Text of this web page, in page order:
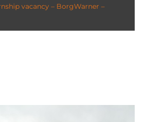
vacancy – BorgWarner –